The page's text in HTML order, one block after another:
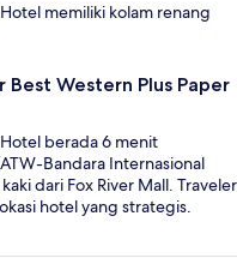
memiliki kolam renang
Western Plus Paper
berada 6 menit
Bandara Internasional
dari Fox River Mall. Traveler
hotel yang strategis.